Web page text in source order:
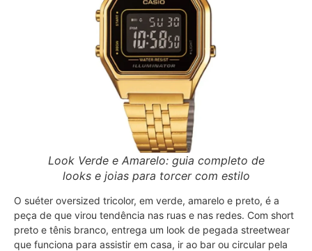
Look Verde e Amarelo: guia completo de
looks e joias para torcer com estilo
O suéter oversized tricolor, em verde, amarelo e preto, é a
peça de que virou tendência nas ruas e nas redes. Com short
preto e tênis branco, entrega um look de pegada streetwear
que funciona para assistir em casa, ir ao bar ou circular pela